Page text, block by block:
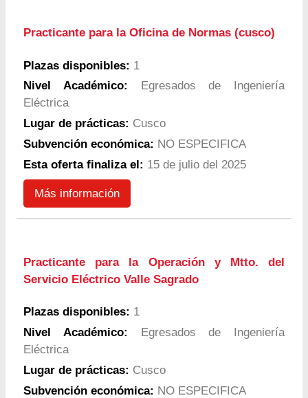
Practicante para la Oficina de Normas (cusco)
Plazas disponibles: 1
Nivel Académico: Egresados de Ingeniería
Eléctrica
Lugar de prácticas: Cusco
Subvención económica: NO ESPECIFICA
Esta oferta finaliza el: 15 de julio del 2025
Más información
Practicante para la Operación y Mtto. del
Servicio Eléctrico Valle Sagrado
Plazas disponibles: 1
Nivel Académico: Egresados de Ingeniería
Eléctrica
Lugar de prácticas: Cusco
Subvención económica: NO ESPECIFICA